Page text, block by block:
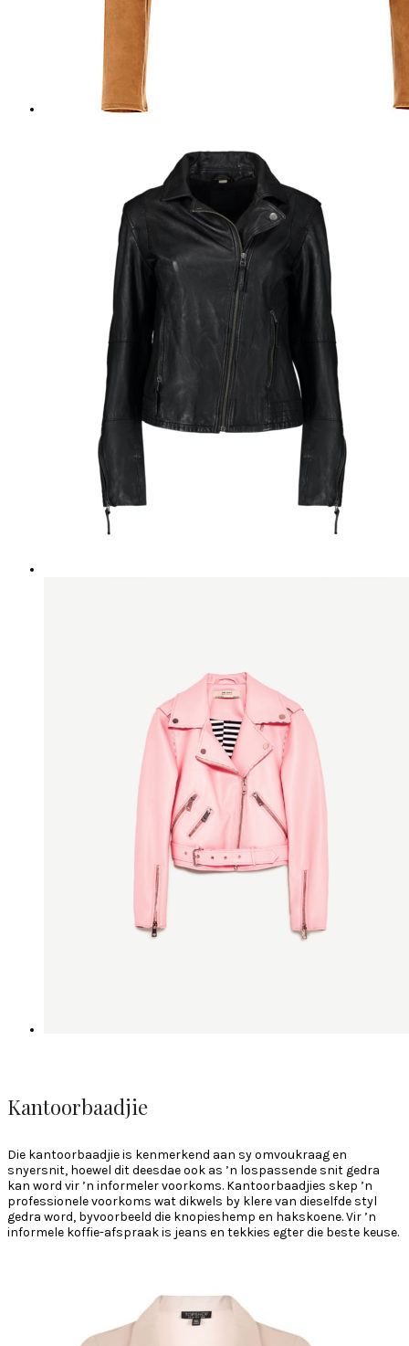
Kantoorbaadjie
Die kantoorbaadjie is kenmerkend aan sy omvoukraag en
snyersnit, hoewel dit deesdae ook as ’n lospassende snit gedra
kan word vir ’n informeler voorkoms. Kantoorbaadjies skep ’n
professionele voorkoms wat dikwels by klere van dieselfde styl
gedra word, byvoorbeeld die knopieshemp en hakskoene. Vir ’n
informele koffie-afspraak is jeans en tekkies egter die beste keuse.